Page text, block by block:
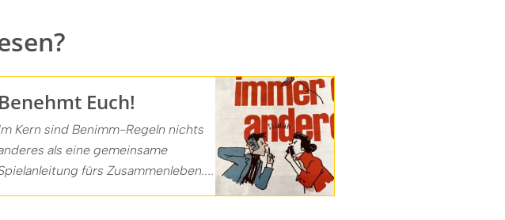
Benehmt Euch!
Kern sind Benimm-Regeln nichts
als eine gemeinsame
fürs Zusammenleben....